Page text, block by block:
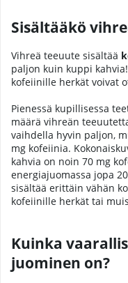
Sisältääkö
Vihreä teeuute sisältää
paljon kuin kuppi
kofeiinille herkät voivat
Pienessä kupillisessa
määrä vihreän
vaihdella hyvin paljon,
mg kofeiinia.
kahvia on noin 70 mg
energiajuomassa jopa
sisältää erittäin vähän
kofeiinille herkät tai
Kuinka
juominen on?